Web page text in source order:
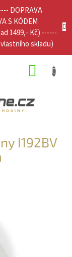
DOPRAVA
S KÓDEM
1499,- Kč) ------
skladu)
I192BV